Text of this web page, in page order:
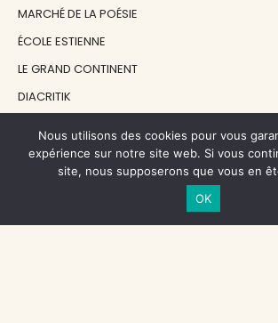
MARCHÉ DE LA POÉSIE
ÉCOLE ESTIENNE
LE GRAND CONTINENT
DIACRITIK
NOS SOUTIENS
CENTRE NATIONAL DU LIVRE
Nous utilisons des cookies pour vous
expérience sur notre site web. Si vous
site, nous supposerons que vous en
OK